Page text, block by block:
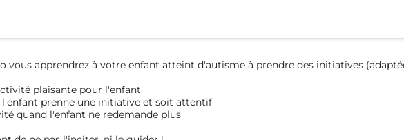
vous apprendrez à votre enfant atteint d'autisme à prendre des initiatives
plaisante pour l'enfant
l'enfant prenne une initiative et soit attentif
quand l'enfant ne redemande plus